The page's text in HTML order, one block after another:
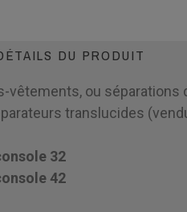
DU PRODUIT
vêtements, ou séparations
translucides
32
42